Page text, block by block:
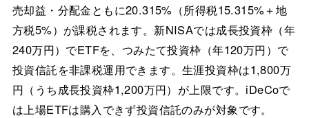
売却益・分配金ともに20.315%（所得税15.315%＋地
方税5%）が課税されます。新NISAでは成長投資枠（年
240万円）でETFを、つみたて投資枠（年120万円）で
投資信託を非課税運用できます。生涯投資枠は1,800万
円（うち成長投資枠1,200万円）が上限です。iDeCoで
は上場ETFは購入できず投資信託のみが対象です。